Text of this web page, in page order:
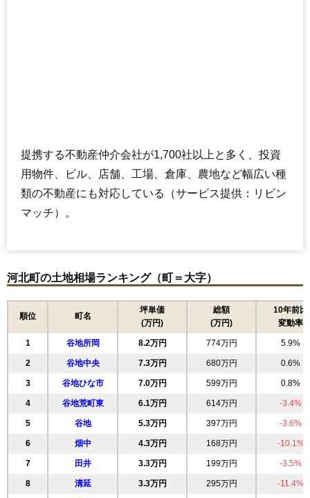
提携する不動産仲介会社が1,700社以上と多く、投資
用物件、ビル、店舗、工場、倉庫、農地など幅広い種
類の不動産にも対応している（サービス提供：リビン
マッチ）。
河北町の土地相場ランキング（町＝大字）
順位 町名
坪単価
(万円)
総額
(万円)
10年前比
変動率
1 谷地所岡 8.2万円 774万円 5.9%
2 谷地中央 7.3万円 680万円 0.6%
3 谷地ひな市 7.0万円 599万円 0.8%
4 谷地荒町東 6.1万円 614万円 -3.4%
5 谷地 5.3万円 397万円 -3.6%
6 畑中 4.3万円 168万円 -10.1%
7 田井 3.3万円 199万円 -3.5%
8 溝延 3.3万円 295万円 -11.4%